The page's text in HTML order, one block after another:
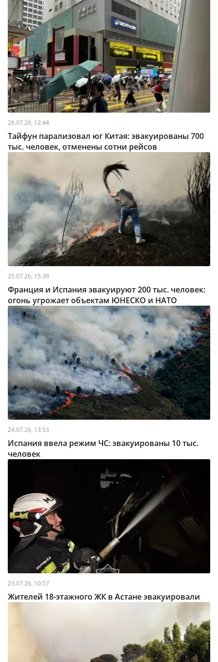
26.07.26, 12:44
Тайфун парализовал юг Китая: эвакуированы 700
тыс. человек, отменены сотни рейсов
25.07.26, 15:39
Франция и Испания эвакуируют 200 тыс. человек:
огонь угрожает объектам ЮНЕСКО и НАТО
24.07.26, 13:53
Испания ввела режим ЧС: эвакуированы 10 тыс.
человек
23.07.26, 10:57
Жителей 18-этажного ЖК в Астане эвакуировали